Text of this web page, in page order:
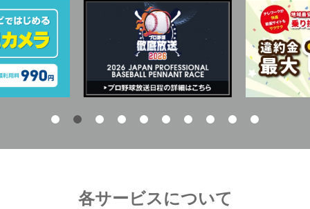
各サービスについて